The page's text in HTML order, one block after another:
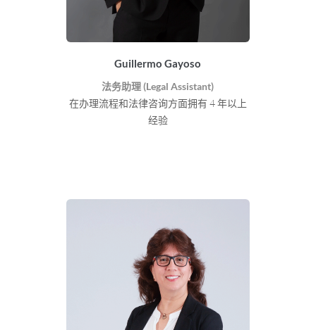
Guillermo Gayoso
法务助理 (Legal Assistant)
在办理流程和法律咨询方面拥有 4 年以上
经验